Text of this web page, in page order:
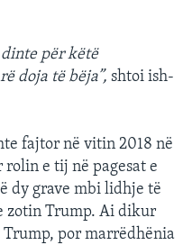
për këtë
doja të bëja”, shtoi ish-
fajtor në vitin 2018 në
e tij në pagesat e
dy grave mbi lidhje të
zotin Trump. Ai dikur
por marrëdhënia